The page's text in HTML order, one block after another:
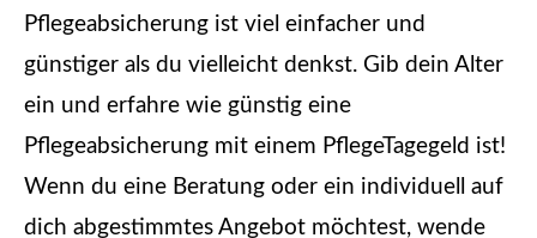
Pflegeabsicherung ist viel einfacher und
günstiger als du vielleicht denkst. Gib dein Alter
ein und erfahre wie günstig eine
Pflegeabsicherung mit einem PflegeTagegeld ist!
Wenn du eine Beratung oder ein individuell auf
dich abgestimmtes Angebot möchtest, wende